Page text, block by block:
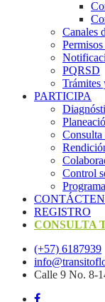
Canales
PQRSD
Trámites
PARTICIPA
Consulta
Control
REGISTRO
CONSULTA
(+57) 6187939
Calle 9 No. 8-